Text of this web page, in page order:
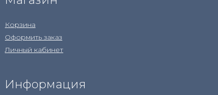
Корзина
Оформить заказ
Личный кабинет
Информация